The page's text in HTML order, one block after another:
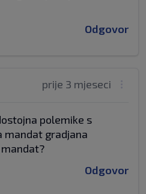
Odgovor
prije 3 mjeseci
polemike s
mandat gradjana
Odgovor